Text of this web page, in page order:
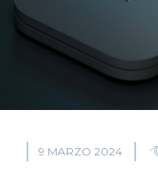
9 MARZO 2024